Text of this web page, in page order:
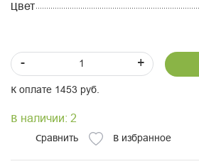
Цвет
- +
К оплате 1453 руб.
В наличии: 2
Сравнить В избранное